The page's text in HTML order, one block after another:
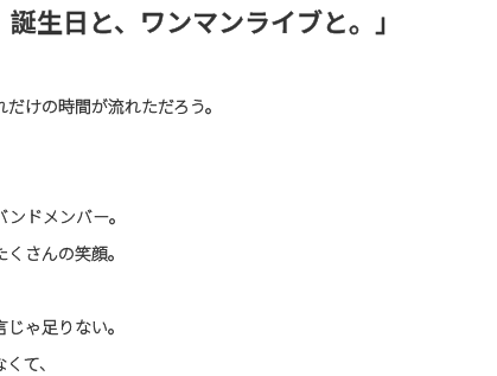
誕生日と、ワンマンライブと。」
けの時間が流れただろう。
ドメンバー。
さんの笑顔。
ゃ足りない。
て、